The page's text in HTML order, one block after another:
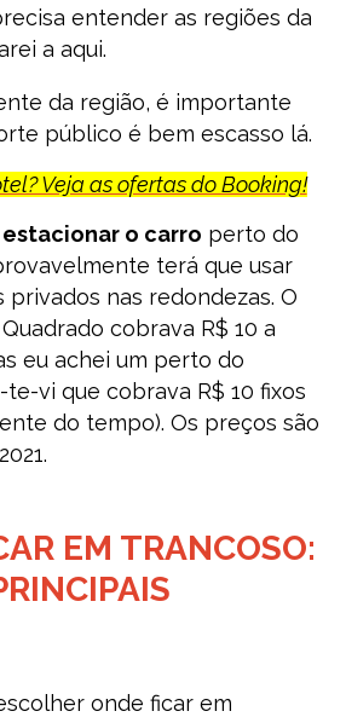
entender as regiões da
a aqui.
da região, é importante
público é bem escasso lá.
Veja as ofertas do Booking!
estacionar o carro perto do
terá que usar
nas redondezas. O
cobrava R$ 10 a
eu achei um perto do
vi que cobrava R$ 10 fixos
do tempo). Os preços são
EM TRANCOSO:
onde ficar em